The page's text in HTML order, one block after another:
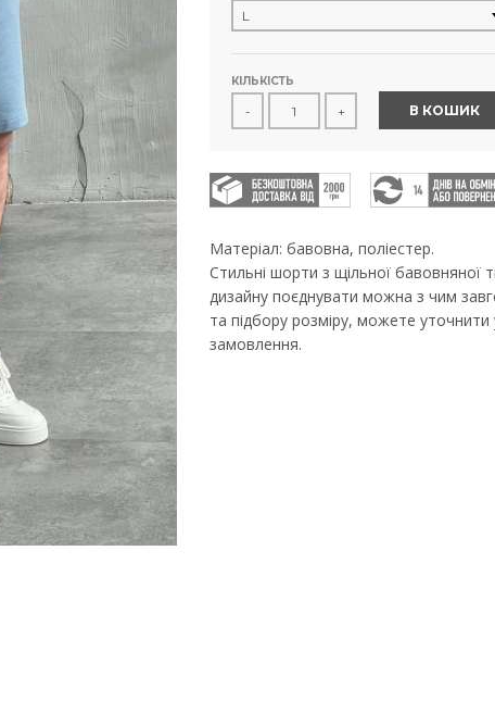
КІЛЬКІСТЬ
- + В КОШИК
Матеріал: бавовна, поліестер.
Стильні шорти з щільної бавовняної
дизайну поєднувати можна з чим
та підбору розміру, можете
замовлення.